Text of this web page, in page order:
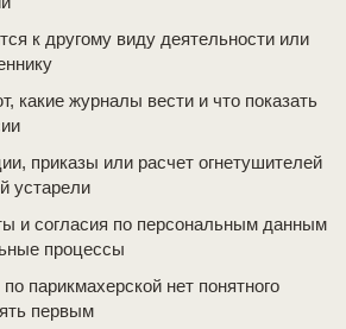
к другому виду деятельности или
какие журналы вести и что показать
приказы или расчет огнетушителей
устарели
и согласия по персональным данным
процессы
парикмахерской нет понятного
первым